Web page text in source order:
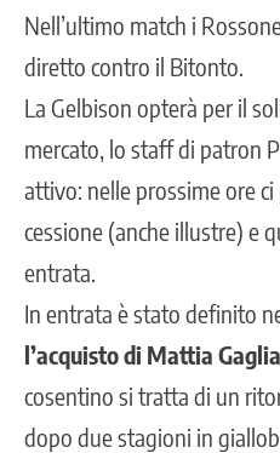
Nell’ultimo match i
diretto contro il Bitonto.
La Gelbison opterà per il
mercato, lo staff di patron
attivo: nelle prossime ore
cessione (anche illustre) e
entrata.
In entrata è stato definito
l’acquisto di Mattia
cosentino si tratta di un
dopo due stagioni in